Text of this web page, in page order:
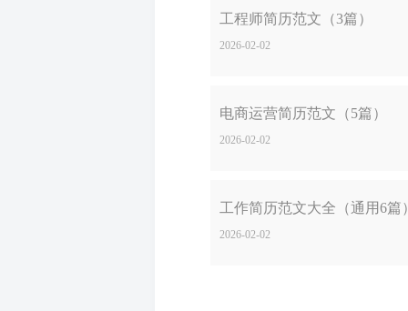
工程师简历范文（3篇）
2026-02-02
电商运营简历范文（5篇）
2026-02-02
工作简历范文大全（通用6篇
2026-02-02